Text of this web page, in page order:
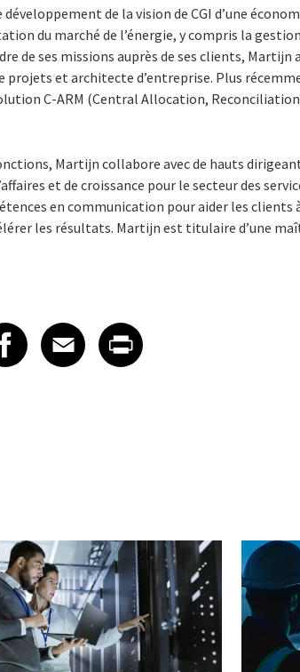
de la vision de CGI d’une
du marché de l’énergie, y compris la
de ses missions auprès de ses clients,
projets et architecte d’entreprise. Plus
C-ARM (Central Allocation,
Martijn collabore avec de hauts
et de croissance pour le secteur des
en communication pour aider les
les résultats. Martijn est titulaire d’une
on LinkedIn
on X
article on Facebook
Facebook
Share article on Email
Email
Share article on